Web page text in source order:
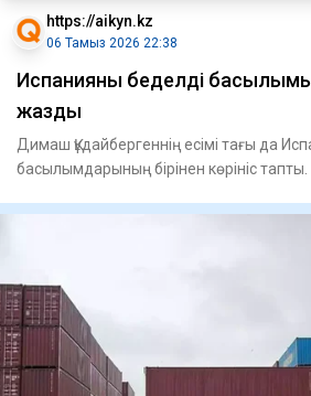
https://aikyn.kz
06 Тамыз 2026 22:38
Испанияның беделді
жазды
Димаш Құдайбергеннің есімі тағы да
басылымдарының бірінен көрініс тапты.